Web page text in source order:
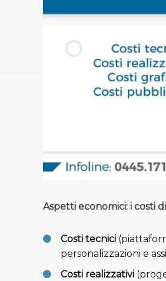
Aspetti economici: i costi
Costi tecnici
personalizzazioni e
Costi realizzativi